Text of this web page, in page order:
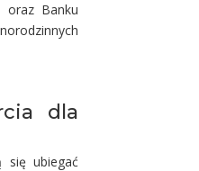
oraz Banku
dla
się ubiegać